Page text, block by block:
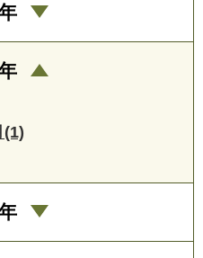
(1)